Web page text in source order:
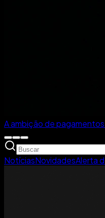
A ambição de
NotíciasNovidadesAlerta